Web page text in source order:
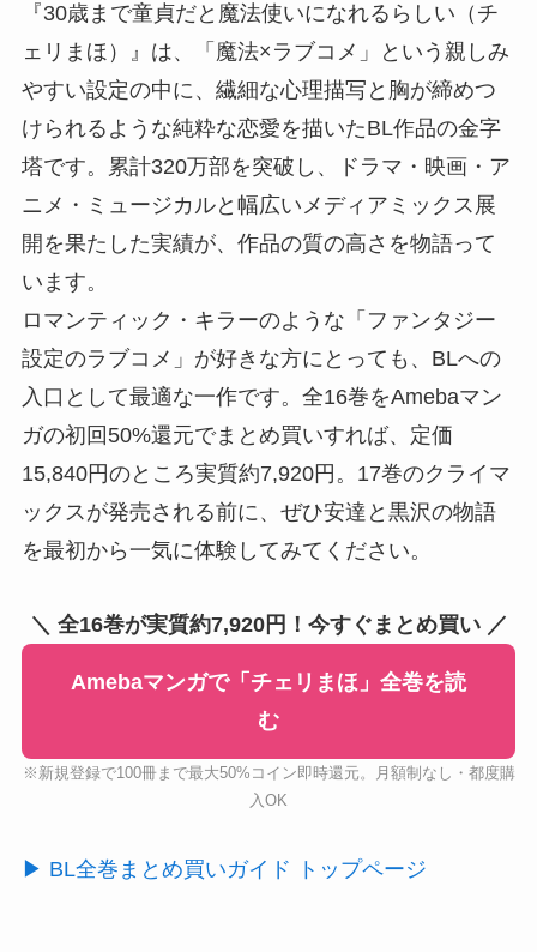
『30歳まで童貞だと魔法使いになれるらしい（チ
ェリまほ）』は、「魔法×ラブコメ」という親しみ
やすい設定の中に、繊細な心理描写と胸が締めつ
けられるような純粋な恋愛を描いたBL作品の金字
塔です。累計320万部を突破し、ドラマ・映画・ア
ニメ・ミュージカルと幅広いメディアミックス展
開を果たした実績が、作品の質の高さを物語って
います。
ロマンティック・キラーのような「ファンタジー
設定のラブコメ」が好きな方にとっても、BLへの
入口として最適な一作です。全16巻をAmebaマン
ガの初回50%還元でまとめ買いすれば、定価
15,840円のところ実質約7,920円。17巻のクライマ
ックスが発売される前に、ぜひ安達と黒沢の物語
を最初から一気に体験してみてください。
＼ 全16巻が実質約7,920円！今すぐまとめ買い ／
Amebaマンガで「チェリまほ」全巻を読
む
※新規登録で100冊まで最大50%コイン即時還元。月額制なし・都度購
入OK
▶ BL全巻まとめ買いガイド トップページ